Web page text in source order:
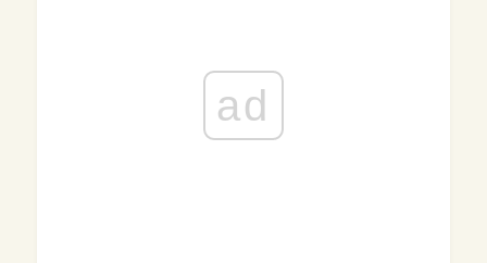
ad